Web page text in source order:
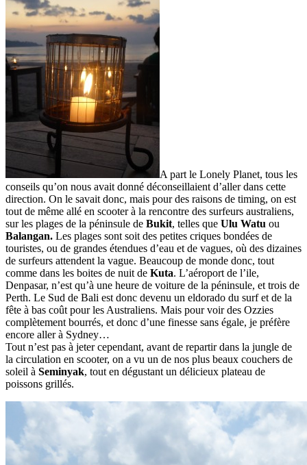
A part le Lonely Planet, tous les
conseils qu’on nous avait donné déconseillaient d’aller dans cette
direction. On le savait donc, mais pour des raisons de timing, on est
tout de même allé en scooter à la rencontre des surfeurs australiens,
sur les plages de la péninsule de Bukit, telles que Ulu Watu ou
Balangan. Les plages sont soit des petites criques bondées de
touristes, ou de grandes étendues d’eau et de vagues, où des dizaines
de surfeurs attendent la vague. Beaucoup de monde donc, tout
comme dans les boites de nuit de Kuta. L’aéroport de l’ile,
Denpasar, n’est qu’à une heure de voiture de la péninsule, et trois de
Perth. Le Sud de Bali est donc devenu un eldorado du surf et de la
fête à bas coût pour les Australiens. Mais pour voir des Ozzies
complètement bourrés, et donc d’une finesse sans égale, je préfère
encore aller à Sydney…
Tout n’est pas à jeter cependant, avant de repartir dans la jungle de
la circulation en scooter, on a vu un de nos plus beaux couchers de
soleil à Seminyak, tout en dégustant un délicieux plateau de
poissons grillés.